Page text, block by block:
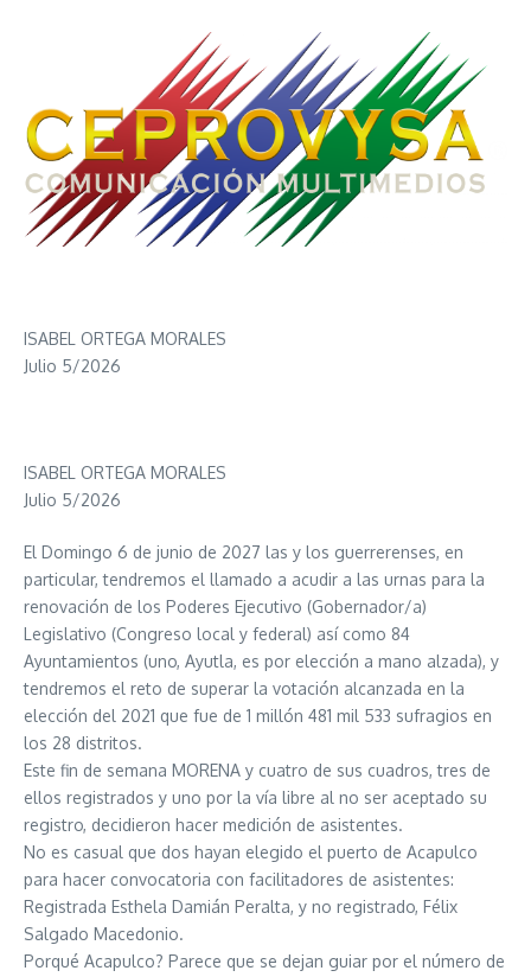
ISABEL ORTEGA MORALES
Julio 5/2026
ISABEL ORTEGA MORALES
Julio 5/2026
El Domingo 6 de junio de 2027 las y los guerrerenses, en
particular, tendremos el llamado a acudir a las urnas para la
renovación de los Poderes Ejecutivo (Gobernador/a)
Legislativo (Congreso local y federal) así como 84
Ayuntamientos (uno, Ayutla, es por elección a mano alzada), y
tendremos el reto de superar la votación alcanzada en la
elección del 2021 que fue de 1 millón 481 mil 533 sufragios en
los 28 distritos.
Este fin de semana MORENA y cuatro de sus cuadros, tres de
ellos registrados y uno por la vía libre al no ser aceptado su
registro, decidieron hacer medición de asistentes.
No es casual que dos hayan elegido el puerto de Acapulco
para hacer convocatoria con facilitadores de asistentes:
Registrada Esthela Damián Peralta, y no registrado, Félix
Salgado Macedonio.
Porqué Acapulco? Parece que se dejan guiar por el número de